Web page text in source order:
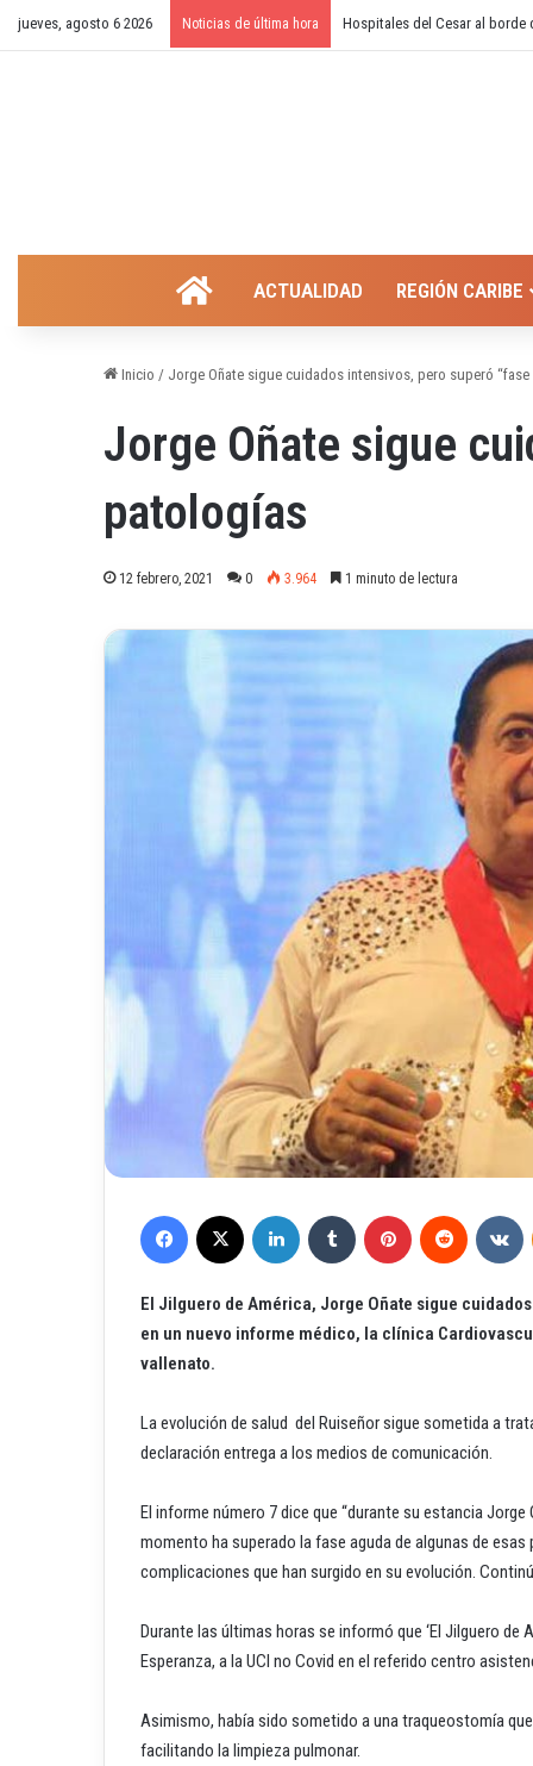
jueves, agosto 6 2026 Noticias de última hora ¿Cierre temporal del
INICIOACTUALIDAD REGIÓN CARIBE
Inicio / Jorge Oñate sigue cuidados intensivos, pero superó
Jorge Oñate sigue
patologías
12 febrero, 2021 0 3.964 1 minuto de lectura
El Jilguero de América, Jorge Oñate sigue
en un nuevo informe médico, la clínica
vallenato.
La evolución de salud del Ruiseñor sigue sometida a
declaración entrega a los medios de comunicación.
El informe número 7 dice que “durante su estancia
momento ha superado la fase aguda de algunas de
complicaciones que han surgido en su evolución.
Durante las últimas horas se informó que ‘El Jilguero de
Esperanza, a la UCI no Covid en el referido centro
Asimismo, había sido sometido a una traqueostomía
facilitando la limpieza pulmonar.